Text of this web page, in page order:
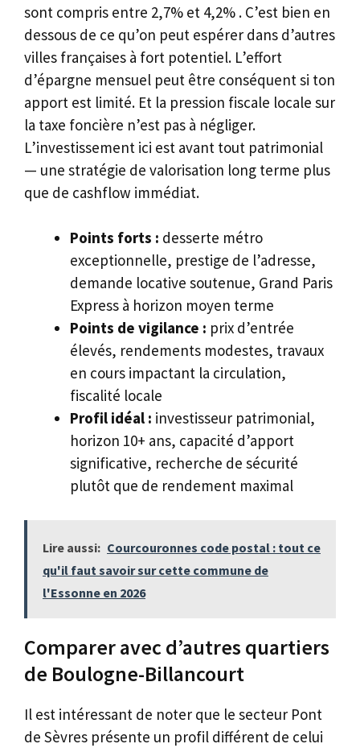
sont compris entre 2,7% et 4,2% . C’est bien en
dessous de ce qu’on peut espérer dans d’autres
villes françaises à fort potentiel. L’effort
d’épargne mensuel peut être conséquent si ton
apport est limité. Et la pression fiscale locale sur
la taxe foncière n’est pas à négliger.
L’investissement ici est avant tout patrimonial
— une stratégie de valorisation long terme plus
que de cashflow immédiat.
Points forts : desserte métro
exceptionnelle, prestige de l’adresse,
demande locative soutenue, Grand Paris
Express à horizon moyen terme
Points de vigilance : prix d’entrée
élevés, rendements modestes, travaux
en cours impactant la circulation,
fiscalité locale
Profil idéal : investisseur patrimonial,
horizon 10+ ans, capacité d’apport
significative, recherche de sécurité
plutôt que de rendement maximal
Lire aussi: Courcouronnes code postal : tout ce
qu'il faut savoir sur cette commune de
l'Essonne en 2026
Comparer avec d’autres quartiers
de Boulogne-Billancourt
Il est intéressant de noter que le secteur Pont
de Sèvres présente un profil différent de celui